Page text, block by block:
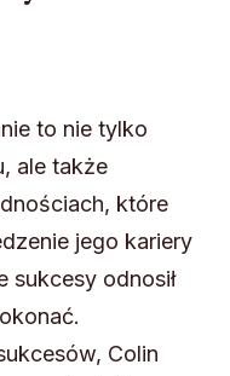
to nie tylko
ale także
które
jego kariery
sukcesy odnosił
Colin